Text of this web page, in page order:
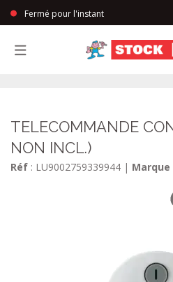
Fermé pour l'instant
TELECOMMANDE
NON INCL.)
Réf : LU9002759339944 | Marque